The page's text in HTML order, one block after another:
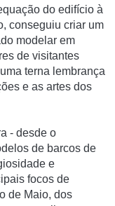
do edifício à
conseguiu criar um
modelar em
de visitantes
terna lembrança
e as artes dos
- desde o
de barcos de
e
focos de
de Maio, dos